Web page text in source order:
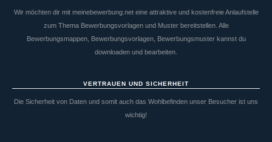
Wir möchten dir mit meinebewerbung.net eine attraktive und kostenfreie Anlaufstelle
zum Thema Bewerbungsvorlagen und Muster bereitstellen. Alle
Bewerbungsmappen, Bewerbungsvorlagen, Bewerbungsmuster kannst du
downloaden und bearbeiten.
VERTRAUEN UND SICHERHEIT
Die Sicherheit von Daten und somit auch das Wohlbefinden unser Besucher ist uns
wichtig!